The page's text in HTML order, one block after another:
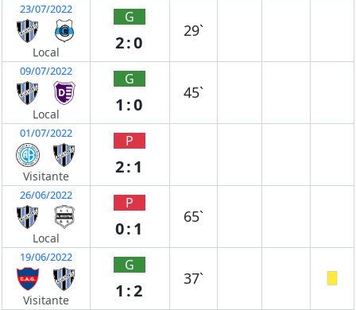
23/07/2022
Local
G
2:0
29`
09/07/2022
Local
G
1:0
45`
01/07/2022
Visitante
P
2:1
26/06/2022
Local
P
0:1
65`
19/06/2022
Visitante
G
1:2
37`